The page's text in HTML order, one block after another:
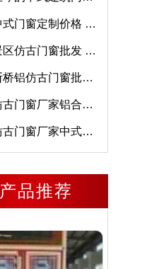
仿古中式门窗定制价格 铝合金仿古门窗报价
园林景区仿古门窗批发 铝合金仿古门窗采购-冠墅阳光
中式断桥铝仿古门窗批发 冠墅阳光仿古门窗 6000平米实体工厂
安徽仿古门窗厂家铝合金仿古门窗批发 免费设计出货快
六安仿古门窗厂家中式仿古门窗制作 6000平米源头厂家
产品推荐